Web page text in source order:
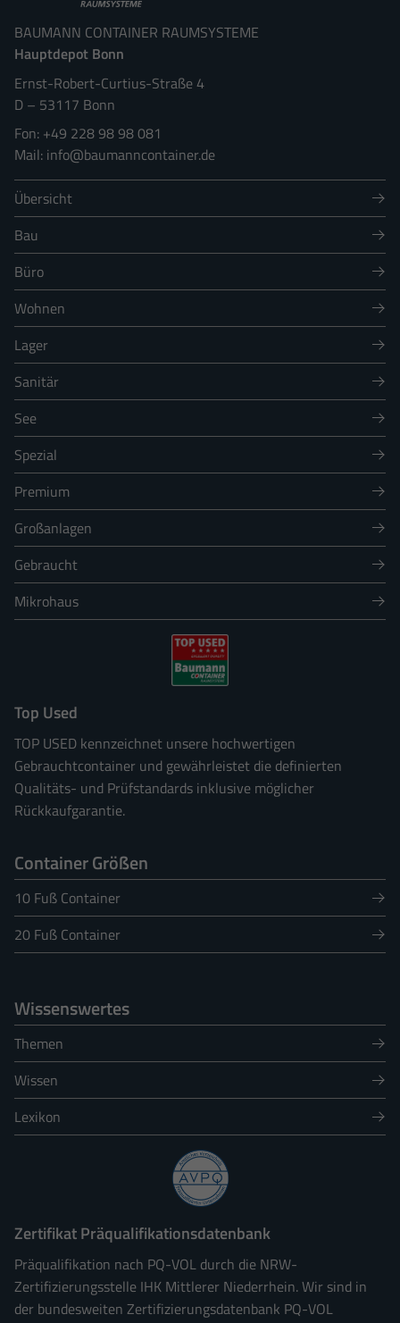
BAUMANN CONTAINER RAUMSYSTEME
Hauptdepot Bonn
Ernst-Robert-Curtius-Straße 4
D – 53117 Bonn
+49 228 98 98 081
info@baumanncontainer.de
Übersicht
Bau
Büro
Wohnen
Lager
Sanitär
See
Spezial
Premium
Großanlagen
Gebraucht
Mikrohaus
Top Used
TOP USED kennzeichnet unsere hochwertigen
Gebrauchtcontainer und gewährleistet die definierten
Qualitäts- und Prüfstandards inklusive möglicher
Rückkaufgarantie.
Container Größen
10 Fuß Container
20 Fuß Container
Wissenswertes
Themen
Wissen
Lexikon
Zertifikat Präqualifikationsdatenbank
Präqualifikation nach PQ-VOL durch die NRW-
Zertifizierungsstelle IHK Mittlerer Niederrhein. Wir sind in
der bundesweiten Zertifizierungsdatenbank PQ-VOL